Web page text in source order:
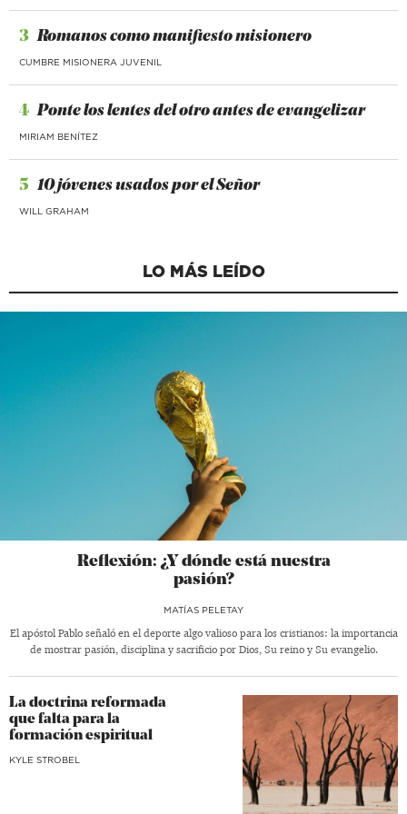
3 Romanos como manifiesto misionero
CUMBRE MISIONERA JUVENIL
4 Ponte los lentes del otro antes de evangelizar
MIRIAM BENÍTEZ
5 10 jóvenes usados por el Señor
WILL GRAHAM
LO MÁS LEÍDO
Reflexión: ¿Y dónde está nuestra
pasión?
MATÍAS PELETAY
El apóstol Pablo señaló en el deporte algo valioso para los cristianos: la importancia
de mostrar pasión, disciplina y sacrificio por Dios, Su reino y Su evangelio.
La doctrina reformada
que falta para la
formación espiritual
KYLE STROBEL